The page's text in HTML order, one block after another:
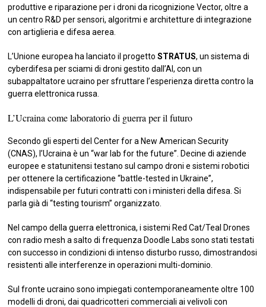
produttive e riparazione per i droni da ricognizione Vector, oltre a
un centro R&D per sensori, algoritmi e architetture di integrazione
con artiglieria e difesa aerea.
L’Unione europea ha lanciato il progettoSTRATUS, un sistema di
cyberdifesa per sciami di droni gestito dall’AI, con un
subappaltatore ucraino per sfruttare l’esperienza diretta contro la
guerra elettronica russa.
L’Ucraina come laboratorio di guerra per il futuro
Secondo gli esperti del Center for a New American Security
(CNAS), l’Ucraina è un “war lab for the future”. Decine di aziende
europee e statunitensi testano sul campo droni e sistemi robotici
per ottenere la certificazione “battle-tested in Ukraine”,
indispensabile per futuri contratti con i ministeri della difesa. Si
parla già di “testing tourism” organizzato.
Nel campo della guerra elettronica, i sistemi Red Cat/Teal Drones
con radio mesh a salto di frequenza Doodle Labs sono stati testati
con successo in condizioni di intenso disturbo russo, dimostrandosi
resistenti alle interferenze in operazioni multi-dominio.
Sul fronte ucraino sono impiegati contemporaneamente oltre 100
modelli di droni, dai quadricotteri commerciali ai velivoli con